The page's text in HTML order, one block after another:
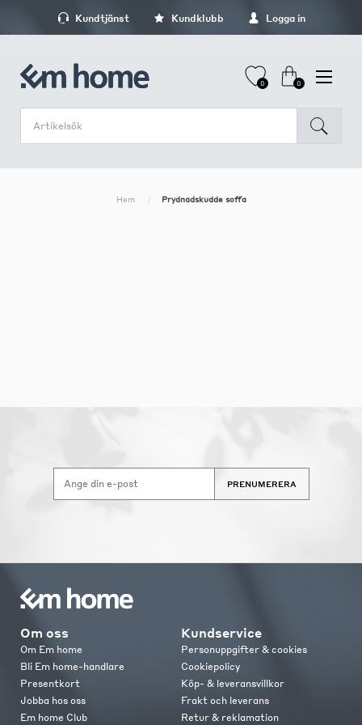
Kundtjänst Kundklubb Logga in
0 0
Hem Prydnadskudde soffa
PRENUMERERA
Om oss
Om Em home
Bli Em home-handlare
Presentkort
Jobba hos oss
Em home Club
Kundservice
Personuppgifter & cookies
Cookiepolicy
Köp- & leveransvillkor
Frakt och leverans
Retur & reklamation